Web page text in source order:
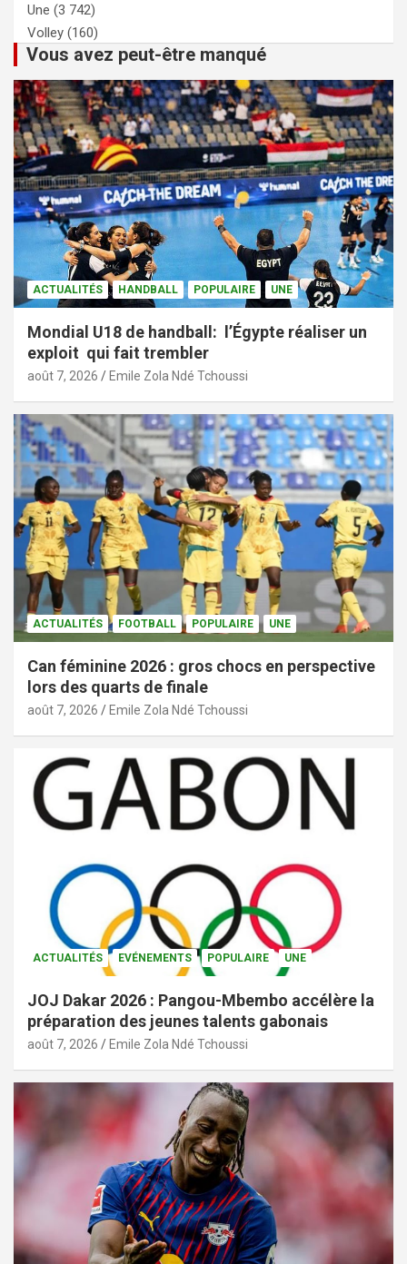
Une (3 742)
Volley (160)
Vous avez peut-être manqué
ACTUALITÉS HANDBALL POPULAIRE UNE
Mondial U18 de handball: l’Égypte réaliser un
exploit qui fait trembler
août 7, 2026 Emile Zola Ndé Tchoussi
ACTUALITÉS FOOTBALL POPULAIRE UNE
Can féminine 2026 : gros chocs en perspective
lors des quarts de finale
août 7, 2026 Emile Zola Ndé Tchoussi
ACTUALITÉS EVÉNEMENTS POPULAIRE UNE
JOJ Dakar 2026 : Pangou-Mbembo accélère la
préparation des jeunes talents gabonais
août 7, 2026 Emile Zola Ndé Tchoussi